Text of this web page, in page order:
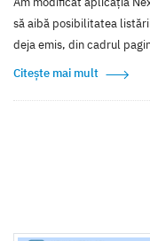
să aibă posibilitatea
deja emis, din cadrul
Citește mai mult